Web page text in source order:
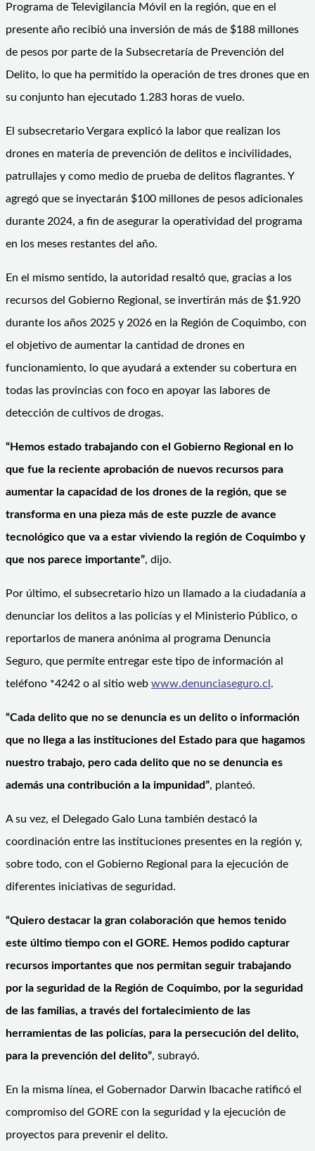
Programa de Televigilancia Móvil en la región, que en el
presente año recibió una inversión de más de $188 millones
de pesos por parte de la Subsecretaría de Prevención del
Delito, lo que ha permitido la operación de tres drones que en
su conjunto han ejecutado 1.283 horas de vuelo.
El subsecretario Vergara explicó la labor que realizan los
drones en materia de prevención de delitos e incivilidades,
patrullajes y como medio de prueba de delitos flagrantes. Y
agregó que se inyectarán $100 millones de pesos adicionales
durante 2024, a fin de asegurar la operatividad del programa
en los meses restantes del año.
En el mismo sentido, la autoridad resaltó que, gracias a los
recursos del Gobierno Regional, se invertirán más de $1.920
durante los años 2025 y 2026 en la Región de Coquimbo, con
el objetivo de aumentar la cantidad de drones en
funcionamiento, lo que ayudará a extender su cobertura en
todas las provincias con foco en apoyar las labores de
detección de cultivos de drogas.
“Hemos estado trabajando con el Gobierno Regional en lo
que fue la reciente aprobación de nuevos recursos para
aumentar la capacidad de los drones de la región, que se
transforma en una pieza más de este puzzle de avance
tecnológico que va a estar viviendo la región de Coquimbo y
que nos parece importante”, dijo.
Por último, el subsecretario hizo un llamado a la ciudadanía a
denunciar los delitos a las policías y el Ministerio Público, o
reportarlos de manera anónima al programa Denuncia
Seguro, que permite entregar este tipo de información al
teléfono *4242 o al sitio web www.denunciaseguro.cl.
“Cada delito que no se denuncia es un delito o información
que no llega a las instituciones del Estado para que hagamos
nuestro trabajo, pero cada delito que no se denuncia es
además una contribución a la impunidad”, planteó.
A su vez, el Delegado Galo Luna también destacó la
coordinación entre las instituciones presentes en la región y,
sobre todo, con el Gobierno Regional para la ejecución de
diferentes iniciativas de seguridad.
“Quiero destacar la gran colaboración que hemos tenido
este último tiempo con el GORE. Hemos podido capturar
recursos importantes que nos permitan seguir trabajando
por la seguridad de la Región de Coquimbo, por la seguridad
de las familias, a través del fortalecimiento de las
herramientas de las policías, para la persecución del delito,
para la prevención del delito”, subrayó.
En la misma línea, el Gobernador Darwin Ibacache ratificó el
compromiso del GORE con la seguridad y la ejecución de
proyectos para prevenir el delito.